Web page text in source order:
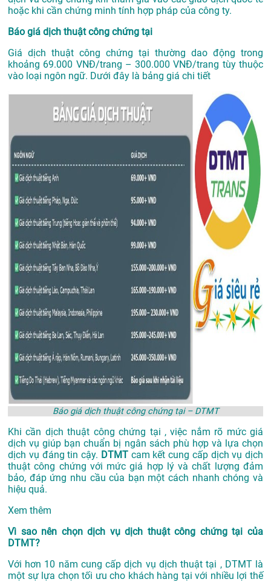
hoặc khi cần chứng minh tính hợp pháp của công ty.
Báo giá dịch thuật công chứng tại
Giá dịch thuật công chứng tại thường dao động trong
khoảng 69.000 VNĐ/trang – 300.000 VNĐ/trang tùy thuộc
vào loại ngôn ngữ. Dưới đây là bảng giá chi tiết
Báo giá dịch thuật công chứng tại – DTMT
Khi cần dịch thuật công chứng tại , việc nắm rõ mức giá
dịch vụ giúp bạn chuẩn bị ngân sách phù hợp và lựa chọn
dịch vụ đáng tin cậy. DTMT cam kết cung cấp dịch vụ dịch
thuật công chứng với mức giá hợp lý và chất lượng đảm
bảo, đáp ứng nhu cầu của bạn một cách nhanh chóng và
hiệu quả.
Xem thêm
Vì sao nên chọn dịch vụ dịch thuật công chứng tại của
DTMT?
Với hơn 10 năm cung cấp dịch vụ dịch thuật tại , DTMT là
một sự lựa chọn tối ưu cho khách hàng tại với nhiều lợi thế